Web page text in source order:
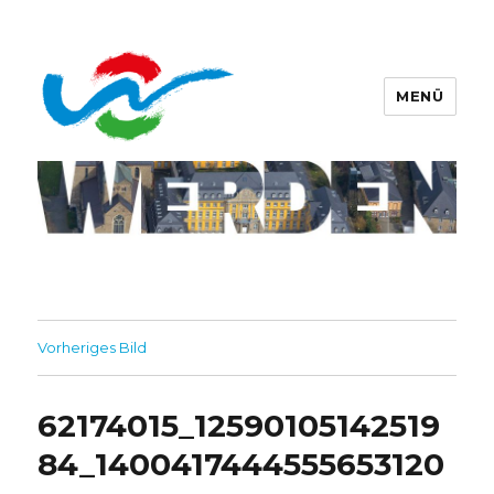
Werdener Werbering e.V.
MENÜ
Vorheriges Bild
62174015_12590105142519
84_1400417444555653120